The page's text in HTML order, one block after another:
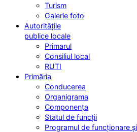
Turism
Galerie foto
Autoritățile
publice locale
Primarul
Consiliul local
RUTI
Primăria
Conducerea
Organigrama
Componența
Statul de funcții
Programul de funcționare